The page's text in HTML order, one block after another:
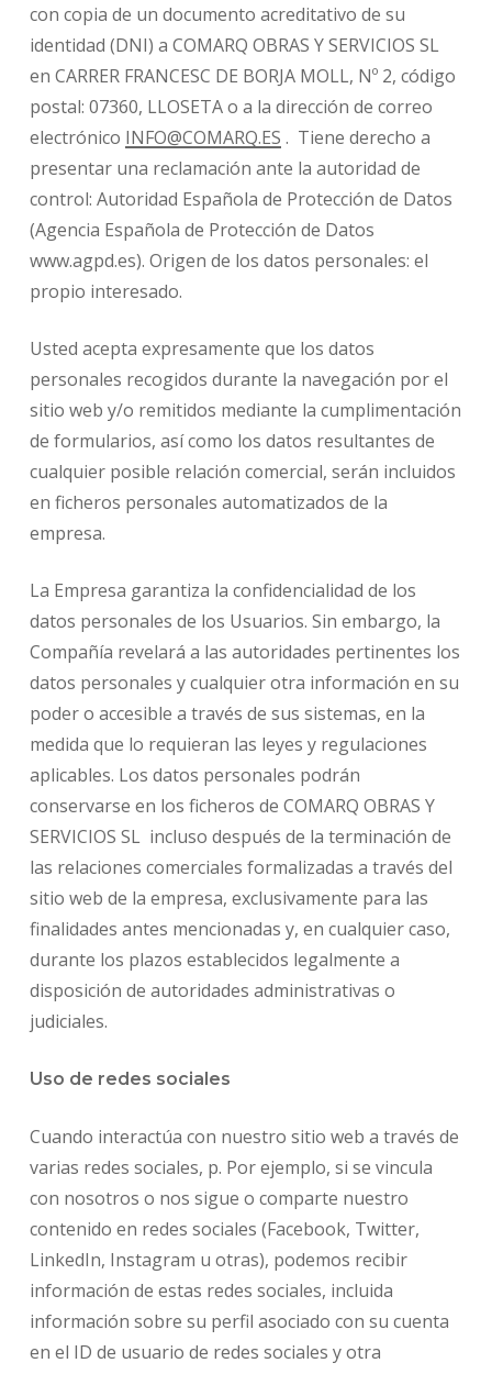
con copia de un documento acreditativo de su
identidad (DNI) a COMARQ OBRAS Y SERVICIOS SL
en CARRER FRANCESC DE BORJA MOLL, Nº 2, código
postal: 07360, LLOSETA o a la dirección de correo
electrónico INFO@COMARQ.ES . Tiene derecho a
presentar una reclamación ante la autoridad de
control: Autoridad Española de Protección de Datos
(Agencia Española de Protección de Datos
www.agpd.es). Origen de los datos personales: el
propio interesado.
Usted acepta expresamente que los datos
personales recogidos durante la navegación por el
sitio web y/o remitidos mediante la cumplimentación
de formularios, así como los datos resultantes de
cualquier posible relación comercial, serán incluidos
en ficheros personales automatizados de la
empresa.
La Empresa garantiza la confidencialidad de los
datos personales de los Usuarios. Sin embargo, la
Compañía revelará a las autoridades pertinentes los
datos personales y cualquier otra información en su
poder o accesible a través de sus sistemas, en la
medida que lo requieran las leyes y regulaciones
aplicables. Los datos personales podrán
conservarse en los ficheros de COMARQ OBRAS Y
SERVICIOS SL incluso después de la terminación de
las relaciones comerciales formalizadas a través del
sitio web de la empresa, exclusivamente para las
finalidades antes mencionadas y, en cualquier caso,
durante los plazos establecidos legalmente a
disposición de autoridades administrativas o
judiciales.
Uso de redes sociales
Cuando interactúa con nuestro sitio web a través de
varias redes sociales, p. Por ejemplo, si se vincula
con nosotros o nos sigue o comparte nuestro
contenido en redes sociales (Facebook, Twitter,
LinkedIn, Instagram u otras), podemos recibir
información de estas redes sociales, incluida
información sobre su perfil asociado con su cuenta
en el ID de usuario de redes sociales y otra